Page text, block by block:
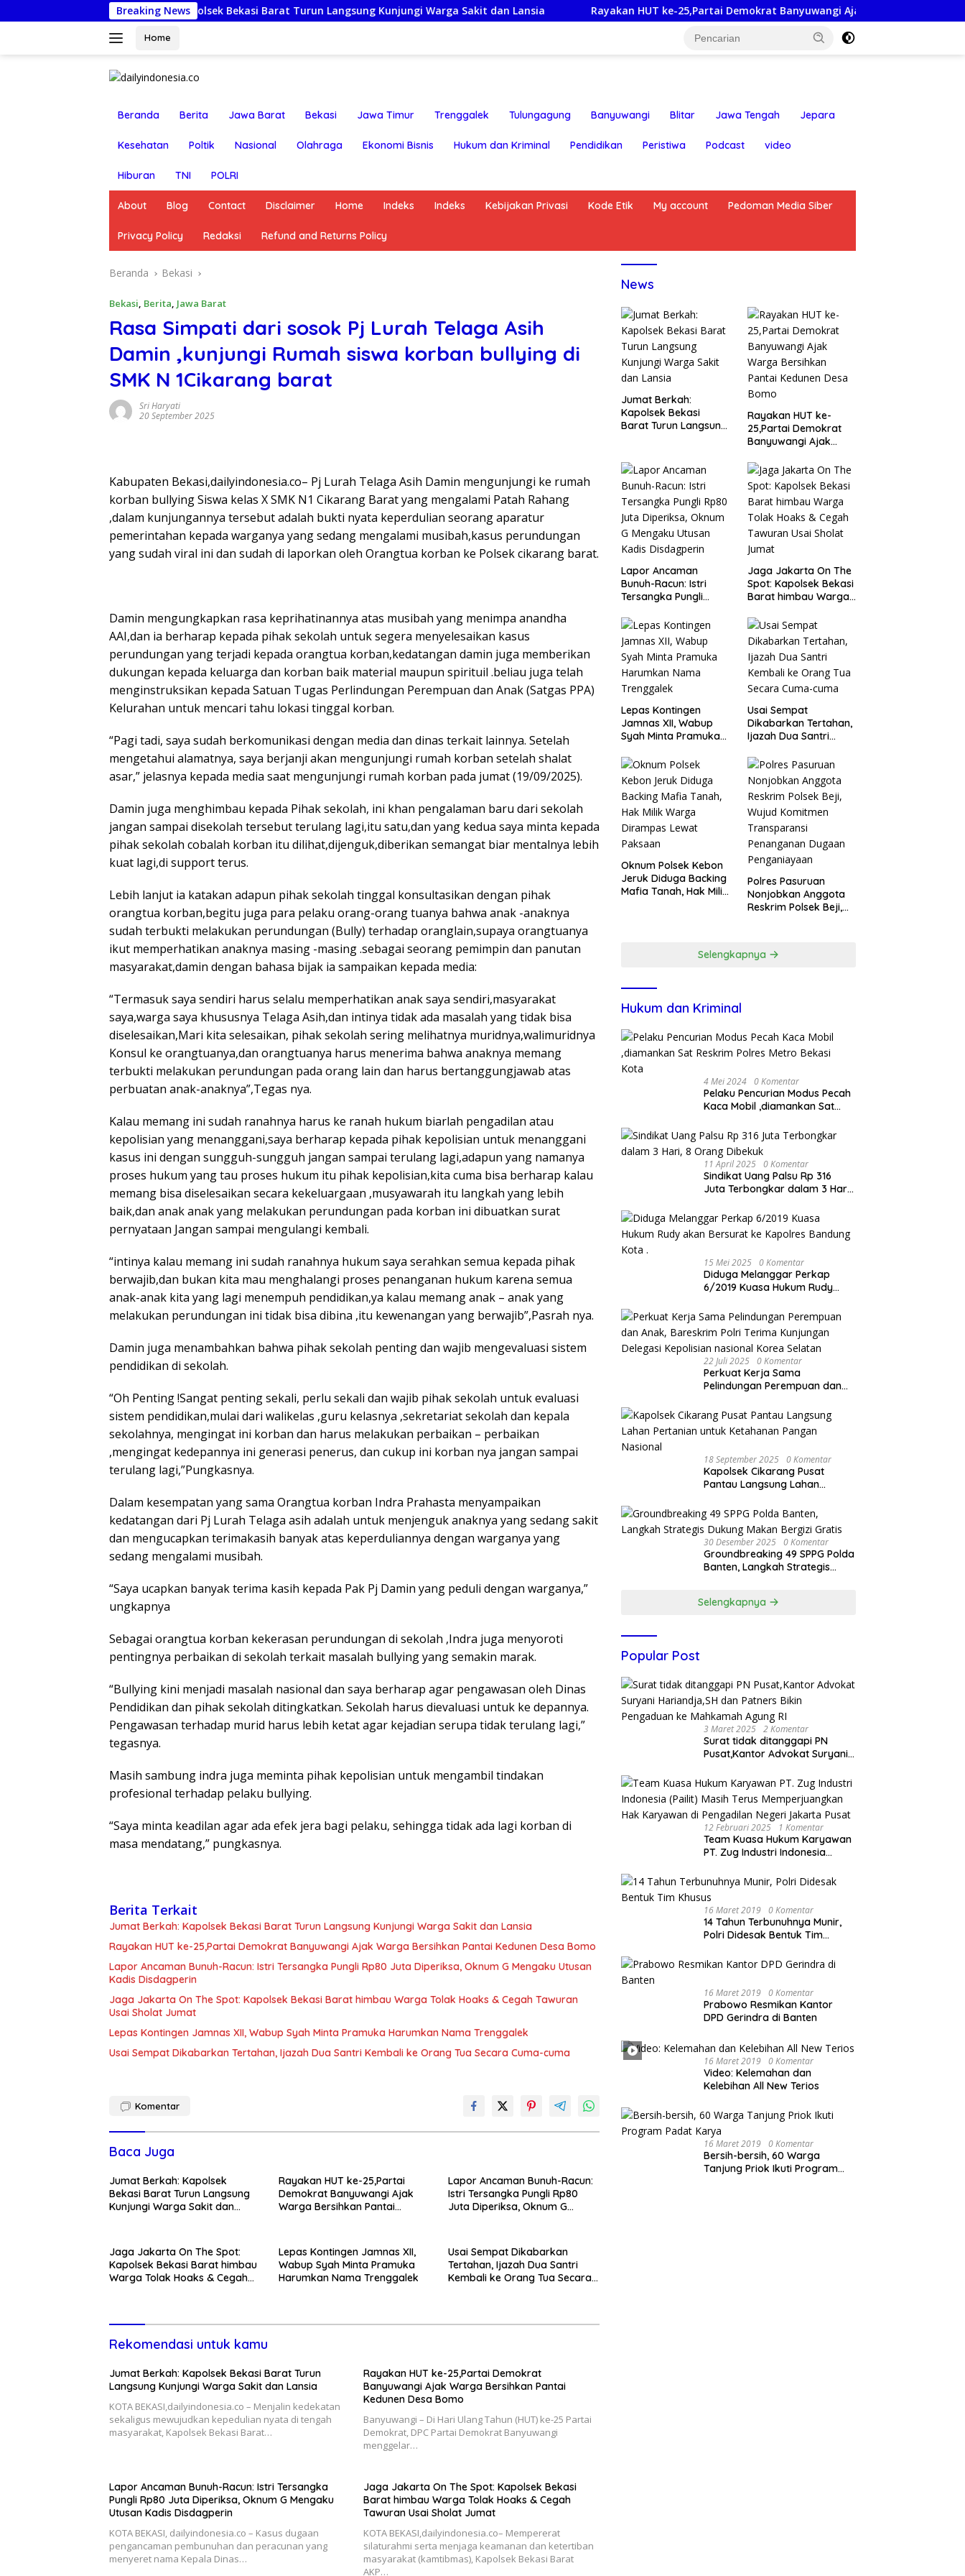
ke
Breaking News
Jumat Berkah: Kapolsek Bekasi Barat Turun Langsung Kunjungi Warga Sakit dan Lansia Rayakan HUT ke-25,Partai Demokrat Banyuwangi Ajak Warga Bersihkan Pantai
Home
Beranda Berita Jawa Barat Bekasi Jawa Timur Trenggalek Tulungagung Banyuwangi Blitar Jawa Tengah Jepara
Kesehatan Poltik Nasional Olahraga Ekonomi Bisnis Hukum dan Kriminal Pendidikan Peristiwa Podcast video
Hiburan TNI POLRI
About Blog Contact Disclaimer Home Indeks Indeks Kebijakan Privasi Kode Etik My account Pedoman Media Siber
Privacy Policy Redaksi Refund and Returns Policy
Beranda Bekasi
Bekasi, Berita, Jawa Barat
Rasa Simpati dari sosok Pj Lurah Telaga Asih
Damin ,kunjungi Rumah siswa korban bullying di
SMK N 1Cikarang barat
Sri Haryati
20 September 2025
Kabupaten Bekasi,dailyindonesia.co– Pj Lurah Telaga Asih Damin mengunjungi ke rumah
korban bullying Siswa kelas X SMK N1 Cikarang Barat yang mengalami Patah Rahang
,dalam kunjungannya tersebut adalah bukti nyata keperdulian seorang aparatur
pemerintahan kepada warganya yang sedang mengalami musibah,kasus perundungan
yang sudah viral ini dan sudah di laporkan oleh Orangtua korban ke Polsek cikarang barat.
Damin mengungkapkan rasa keprihatinannya atas musibah yang menimpa anandha
AAI,dan ia berharap kepada pihak sekolah untuk segera menyelesaikan kasus
perundungan yang terjadi kepada orangtua korban,kedatangan damin juga memberikan
dukungan kepada keluarga dan korban baik material maupun spirituil .beliau juga telah
menginstruksikan kepada Satuan Tugas Perlindungan Perempuan dan Anak (Satgas PPA)
Kelurahan untuk mencari tahu lokasi tinggal korban.
“Pagi tadi, saya sudah berkomunikasi dengan media dan dinas terkait lainnya. Setelah
mengetahui alamatnya, saya berjanji akan mengunjungi rumah korban setelah shalat
asar,” jelasnya kepada media saat mengunjungi rumah korban pada jumat (19/09/2025).
Damin juga menghimbau kepada Pihak sekolah, ini khan pengalaman baru dari sekolah
jangan sampai disekolah tersebut terulang lagi,itu satu,dan yang kedua saya minta kepada
pihak sekolah cobalah korban itu dilihat,dijenguk,diberikan semangat biar mentalnya lebih
kuat lagi,di support terus.
Lebih lanjut ia katakan adapun pihak sekolah tinggal konsultasikan dengan pihak
orangtua korban,begitu juga para pelaku orang-orang tuanya bahwa anak -anaknya
sudah terbukti melakukan perundungan (Bully) terhadap oranglain,supaya orangtuanya
ikut memperhatikan anaknya masing -masing .sebagai seorang pemimpin dan panutan
masyarakat,damin dengan bahasa bijak ia sampaikan kepada media:
“Termasuk saya sendiri harus selalu memperhatikan anak saya sendiri,masyarakat
saya,warga saya khususnya Telaga Asih,dan intinya tidak ada masalah yang tidak bisa
diselesaikan,Mari kita selesaikan, pihak sekolah sering melihatnya muridnya,walimuridnya
Konsul ke orangtuanya,dan orangtuanya harus menerima bahwa anaknya memang
terbukti melakukan perundungan pada orang lain dan harus bertanggungjawab atas
perbuatan anak-anaknya”,Tegas nya.
Kalau memang ini sudah ranahnya harus ke ranah hukum biarlah pengadilan atau
kepolisian yang menanggani,saya berharap kepada pihak kepolisian untuk menanggani
kasus ini dengan sungguh-sungguh jangan sampai terulang lagi,adapun yang namanya
proses hukum yang tau proses hukum itu pihak kepolisian,kita cuma bisa berharap kalau
memang bisa diselesaikan secara kekeluargaan ,musyawarah itu langkah yang lebih
baik,dan anak anak yang melakukan perundungan pada korban ini dibuatkan surat
pernyataan Jangan sampai mengulangi kembali.
“intinya kalau memang ini sudah ranahnya hukum saya serahkan semua kepada pihak
berwajib,dan bukan kita mau menghalangi proses penanganan hukum karena semua
anak-anak kita yang lagi menempuh pendidikan,ya kalau memang anak – anak yang
melakukan perundungan ini tidak bisa dibina ,itu kewenangan yang berwajib”,Pasrah nya.
Damin juga menambahkan bahwa pihak sekolah penting dan wajib mengevaluasi sistem
pendidikan di sekolah.
“Oh Penting !Sangat penting sekali, perlu sekali dan wajib pihak sekolah untuk evaluasi
sistem pendidikan,mulai dari walikelas ,guru kelasnya ,sekretariat sekolah dan kepala
sekolahnya, mengingat ini korban dan harus melakukan perbaikan – perbaikan
,mengingat kedepannya ini generasi penerus, dan cukup ini korban nya jangan sampai
terulang lagi,”Pungkasnya.
Dalam kesempatan yang sama Orangtua korban Indra Prahasta menyampaikan
kedatangan dari Pj Lurah Telaga asih adalah untuk menjenguk anaknya yang sedang sakit
dan mengucapkan terimakasih banyak atas keperduliannya dengan warganya yang
sedang mengalami musibah.
“Saya ucapkan banyak terima kasih kepada Pak Pj Damin yang peduli dengan warganya,”
ungkapnya
Sebagai orangtua korban kekerasan perundungan di sekolah ,Indra juga menyoroti
pentingnya perbaikan di sekolah terkait masalah bullying yang semakin marak.
“Bullying kini menjadi masalah nasional dan saya berharap agar pengawasan oleh Dinas
Pendidikan dan pihak sekolah ditingkatkan. Sekolah harus dievaluasi untuk ke depannya.
Pengawasan terhadap murid harus lebih ketat agar kejadian serupa tidak terulang lagi,”
tegasnya.
Masih sambung indra juga meminta pihak kepolisian untuk mengambil tindakan
profesional terhadap pelaku bullying.
“Saya minta keadilan agar ada efek jera bagi pelaku, sehingga tidak ada lagi korban di
masa mendatang,” pungkasnya.
Berita Terkait
Jumat Berkah: Kapolsek Bekasi Barat Turun Langsung Kunjungi Warga Sakit dan Lansia
Rayakan HUT ke-25,Partai Demokrat Banyuwangi Ajak Warga Bersihkan Pantai Kedunen Desa Bomo
Lapor Ancaman Bunuh-Racun: Istri Tersangka Pungli Rp80 Juta Diperiksa, Oknum G Mengaku Utusan
Kadis Disdagperin
Jaga Jakarta On The Spot: Kapolsek Bekasi Barat himbau Warga Tolak Hoaks & Cegah Tawuran
Usai Sholat Jumat
Lepas Kontingen Jamnas XII, Wabup Syah Minta Pramuka Harumkan Nama Trenggalek
Usai Sempat Dikabarkan Tertahan, Ijazah Dua Santri Kembali ke Orang Tua Secara Cuma-cuma
Komentar
Baca Juga
Jumat Berkah: Kapolsek
Bekasi Barat Turun Langsung
Kunjungi Warga Sakit dan
Rayakan HUT ke-25,Partai
Demokrat Banyuwangi Ajak
Warga Bersihkan Pantai
Lapor Ancaman Bunuh-Racun:
Istri Tersangka Pungli Rp80
Juta Diperiksa, Oknum G
Jaga Jakarta On The Spot:
Kapolsek Bekasi Barat himbau
Warga Tolak Hoaks & Cegah
Lepas Kontingen Jamnas XII,
Wabup Syah Minta Pramuka
Harumkan Nama Trenggalek
Usai Sempat Dikabarkan
Tertahan, Ijazah Dua Santri
Kembali ke Orang Tua Secara
Rekomendasi untuk kamu
Jumat Berkah: Kapolsek Bekasi Barat Turun
Langsung Kunjungi Warga Sakit dan Lansia
KOTA BEKASI,dailyindonesia.co – Menjalin kedekatan
sekaligus mewujudkan kepedulian nyata di tengah
masyarakat, Kapolsek Bekasi Barat…
Rayakan HUT ke-25,Partai Demokrat
Banyuwangi Ajak Warga Bersihkan Pantai
Kedunen Desa Bomo
Banyuwangi – Di Hari Ulang Tahun (HUT) ke-25 Partai
Demokrat, DPC Partai Demokrat Banyuwangi
menggelar…
Lapor Ancaman Bunuh-Racun: Istri Tersangka
Pungli Rp80 Juta Diperiksa, Oknum G Mengaku
Utusan Kadis Disdagperin
KOTA BEKASI, dailyindonesia.co – Kasus dugaan
pengancaman pembunuhan dan peracunan yang
menyeret nama Kepala Dinas…
Jaga Jakarta On The Spot: Kapolsek Bekasi
Barat himbau Warga Tolak Hoaks & Cegah
Tawuran Usai Sholat Jumat
KOTA BEKASI,dailyindonesia.co– Mempererat
silaturahmi serta menjaga keamanan dan ketertiban
masyarakat (kamtibmas), Kapolsek Bekasi Barat
AKP…
News
Jumat Berkah:
Kapolsek Bekasi
Barat Turun Langsung
Rayakan HUT ke-
25,Partai Demokrat
Banyuwangi Ajak
Pantai Kedunen Desa
Bomo
Lapor Ancaman
Bunuh-Racun: Istri
Tersangka Pungli
Oknum G Mengaku
Utusan Kadis
Disdagperin
Jaga Jakarta On The
Spot: Kapolsek Bekasi
Barat himbau Warga
Tawuran Usai Sholat
Jumat
Lepas Kontingen
Jamnas XII, Wabup
Syah Minta Pramuka
Trenggalek
Usai Sempat
Dikabarkan Tertahan,
Ijazah Dua Santri
Secara Cuma-cuma
Oknum Polsek Kebon
Jeruk Diduga Backing
Mafia Tanah, Hak Milik
Polres Pasuruan
Nonjobkan Anggota
Reskrim Polsek Beji,
Penganiayaan
Selengkapnya
Hukum dan Kriminal
4 Mei 2024 0 Komentar
Pelaku Pencurian Modus Pecah
Kaca Mobil ,diamankan Sat
Kota
11 April 2025 0 Komentar
Sindikat Uang Palsu Rp 316
Juta Terbongkar dalam 3 Hari,
15 Mei 2025 0 Komentar
Diduga Melanggar Perkap
6/2019 Kuasa Hukum Rudy
Bandung Kota .
22 Juli 2025 0 Komentar
Perkuat Kerja Sama
Pelindungan Perempuan dan
Kunjungan Delegasi Kepolisian
nasional Korea Selatan
18 September 2025 0 Komentar
Kapolsek Cikarang Pusat
Pantau Langsung Lahan
Pangan Nasional
30 Desember 2025 0 Komentar
Groundbreaking 49 SPPG Polda
Banten, Langkah Strategis
Selengkapnya
Popular Post
3 Maret 2025 2 Komentar
Surat tidak ditanggapi PN
Pusat,Kantor Advokat Suryani
Pengaduan ke Mahkamah
Agung RI
12 Februari 2025 1 Komentar
Team Kuasa Hukum Karyawan
PT. Zug Industri Indonesia
Memperjuangkan Hak
Karyawan di Pengadilan Negeri
Jakarta Pusat
16 Maret 2019 0 Komentar
14 Tahun Terbunuhnya Munir,
Polri Didesak Bentuk Tim
16 Maret 2019 0 Komentar
Prabowo Resmikan Kantor
DPD Gerindra di Banten
16 Maret 2019 0 Komentar
Video: Kelemahan dan
Kelebihan All New Terios
16 Maret 2019 0 Komentar
Bersih-bersih, 60 Warga
Tanjung Priok Ikuti Program